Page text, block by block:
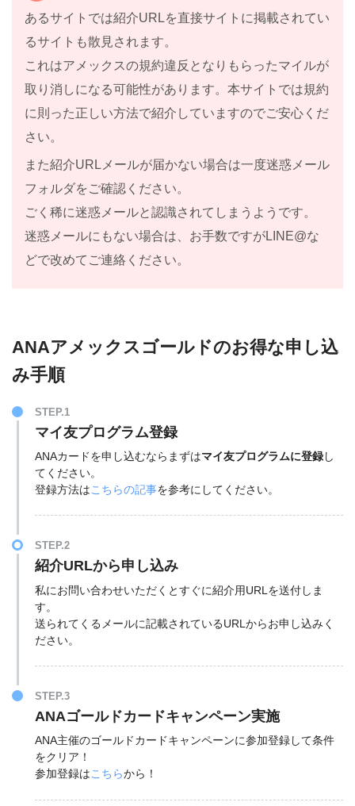
あるサイトでは紹介URLを直接サイトに掲載されてい
るサイトも散見されます。
これはアメックスの規約違反となりもらったマイルが
取り消しになる可能性があります。本サイトでは規約
に則った正しい方法で紹介していますのでご安心くだ
さい。
また紹介URLメールが届かない場合は一度迷惑メール
フォルダをご確認ください。
ごく稀に迷惑メールと認識されてしまうようです。
迷惑メールにもない場合は、お手数ですがLINE@な
どで改めてご連絡ください。
ANAアメックスゴールドのお得な申し込
み手順
STEP.1
マイ友プログラム登録
ANAカードを申し込むならまずはマイ友プログラムに登録し
てください。
登録方法はこちらの記事を参考にしてください。
STEP.2
紹介URLから申し込み
私にお問い合わせいただくとすぐに紹介用URLを送付しま
す。
送られてくるメールに記載されているURLからお申し込みく
ださい。
STEP.3
ANAゴールドカードキャンペーン実施
ANA主催のゴールドカードキャンペーンに参加登録して条件
をクリア！
参加登録はこちらから！